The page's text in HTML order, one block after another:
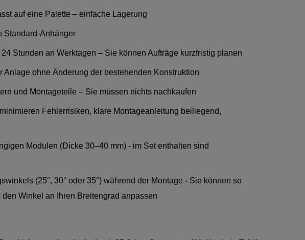
auf eine Palette – einfache Lagerung
Standard-Anhänger
Stunden an Werktagen – Sie können Aufträge kurzfristig planen
Anlage ohne Änderung der bestehenden Konstruktion
und Montageteile – Sie müssen nichts nachkaufen
Fehlerrisiken, klare Montageanleitung beiliegend,
Modulen (Dicke 30–40 mm) - im Set enthalten sind
(25°, 30° oder 35°) während der Montage - Sie können so
Winkel an Ihren Breitengrad anpassen